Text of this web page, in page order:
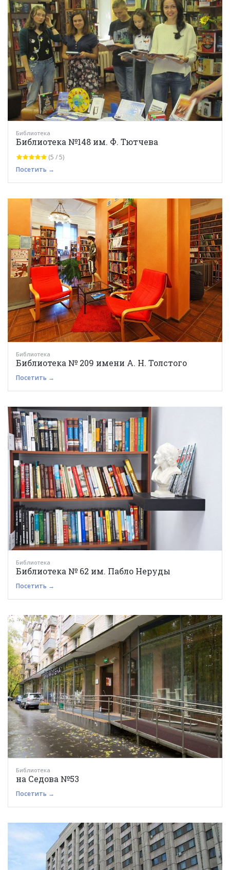
Библиотека
Библиотека №148 им. Ф. Тютчева
(5 / 5)
Посетить →
Библиотека
Библиотека № 209 имени А. Н. Толстого
Посетить →
Библиотека
Библиотека № 62 им. Пабло Неруды
Посетить →
Библиотека
на Седова №53
Посетить →